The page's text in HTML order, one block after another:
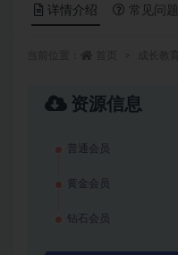
详情介绍 常见问题
资源信息
普通会员
黄金会员
钻石会员